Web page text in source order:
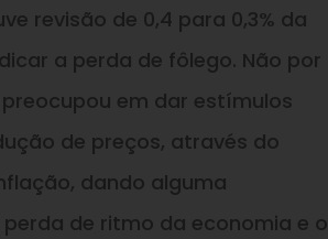
revisão de 0,4 para 0,3% da
a perda de fôlego. Não por
em dar estímulos
de preços, através do
dando alguma
de ritmo da economia e o